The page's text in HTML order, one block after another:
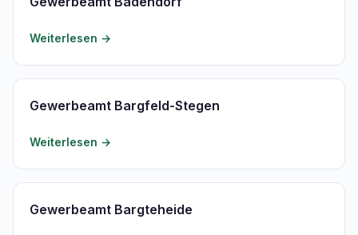
Weiterlesen →
Gewerbeamt Bargfeld-Stegen
Weiterlesen →
Gewerbeamt Bargteheide